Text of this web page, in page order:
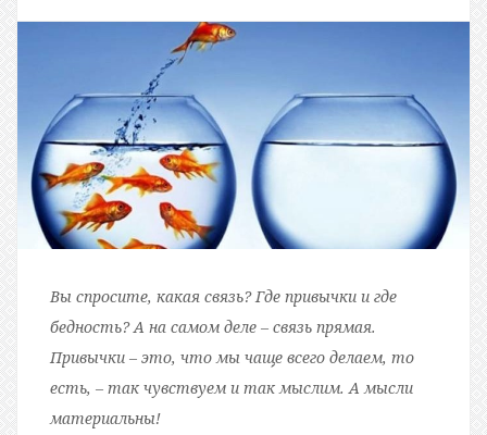
Вы спросите, какая связь? Где привычки и где
бедность? А на самом деле – связь прямая.
Привычки – это, что мы чаще всего делаем, то
есть, – так чувствуем и так мыслим. А мысли
материальны!